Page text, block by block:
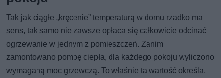
Tak jak ciągłe „kręcenie” temperaturą w domu rzadko ma
sens, tak samo nie zawsze opłaca się całkowicie odcinać
ogrzewanie w jednym z pomieszczeń. Zanim
zamontowano pompę ciepła, dla każdego pokoju wyliczono
wymaganą moc grzewczą. To właśnie ta wartość określa,